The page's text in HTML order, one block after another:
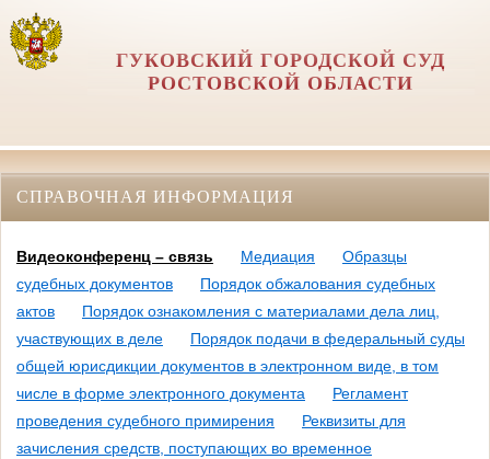
ГУКОВСКИЙ ГОРОДСКОЙ СУД
РОСТОВСКОЙ ОБЛАСТИ
СПРАВОЧНАЯ ИНФОРМАЦИЯ
Видеоконференц – связь Медиация
Образцы
судебных документов
Порядок обжалования судебных
актов
Порядок ознакомления с материалами дела лиц,
участвующих в деле
Порядок подачи в федеральный суды
общей юрисдикции документов в электронном виде, в том
числе в форме электронного документа
Регламент
проведения судебного примирения
Реквизиты для
зачисления средств, поступающих во временное